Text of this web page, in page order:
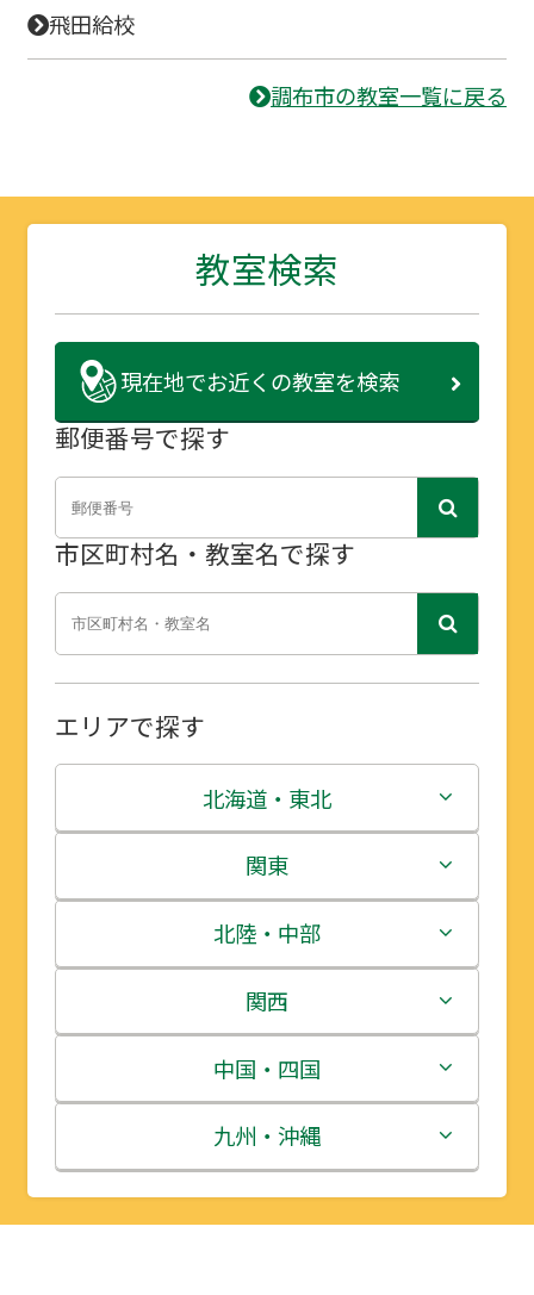
飛田給校
調布市の教室一覧に戻る
教室検索
現在地でお近くの教室を検索
郵便番号で探す
市区町村名・教室名で探す
エリアで探す
北海道・東北
北海道
青森県
岩手県
宮城県
秋田県
山形県
関東
茨城県
栃木県
群馬県
埼玉県
千葉県
北陸・中部
新潟県
富山県
石川県
福井県
関西
三重県
滋賀県
京都府
中国・四国
鳥取県
島根県
九州・沖縄
福岡県